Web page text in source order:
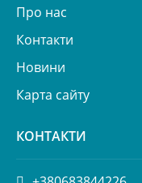
Про нас
Контакти
Новини
Карта сайту
КОНТАКТИ